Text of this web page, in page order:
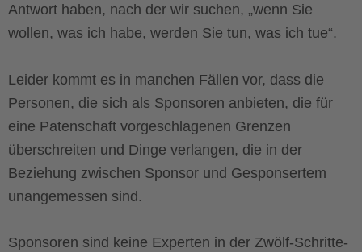
Antwort haben, nach der wir suchen, „wenn Sie
wollen, was ich habe, werden Sie tun, was ich tue“.
Leider kommt es in manchen Fällen vor, dass die
Personen, die sich als Sponsoren anbieten, die für
eine Patenschaft vorgeschlagenen Grenzen
überschreiten und Dinge verlangen, die in der
Beziehung zwischen Sponsor und Gesponsertem
unangemessen sind.
Sponsoren sind keine Experten in der Zwölf-Schritte-